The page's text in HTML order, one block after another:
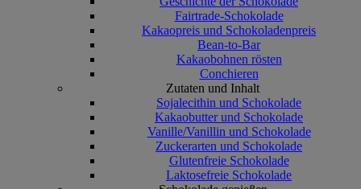
Fairtrade-Schokolade
Kakaopreis und Schokoladenpreis
Bean-to-Bar
Kakaobohnen rösten
Conchieren
Zutaten und Inhalt
Sojalecithin und Schokolade
Kakaobutter und Schokolade
Vanille/Vanillin und Schokolade
Zuckerarten und Schokolade
Glutenfreie Schokolade
Laktosefreie Schokolade